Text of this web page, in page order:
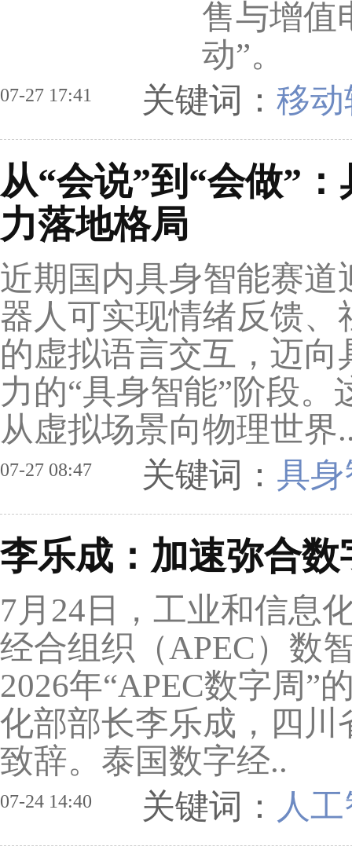
售与增值
动”。
07-27 17:41 关键词： 移动
从“会说”到“会做”
力落地格局
近期国内具身智能赛
器人可实现情绪反馈
的虚拟语言交互，迈
力的“具身智能”阶段
从虚拟场景向物理世界
07-27 08:47 关键词： 具
李乐成：加速弥合
7月24日，工业和信息
经合组织（APEC）数
2026年“APEC数字周”
化部部长李乐成，四
致辞。泰国数字经..
07-24 14:40 关键词： 人